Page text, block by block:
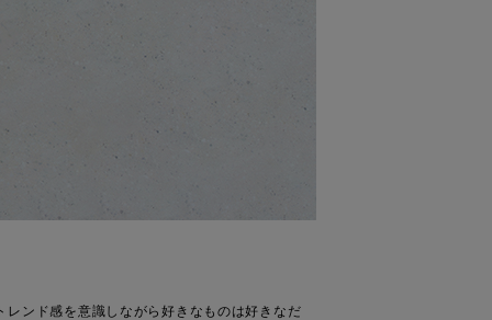
ンド感を意識しながら好きなものは好きなだ